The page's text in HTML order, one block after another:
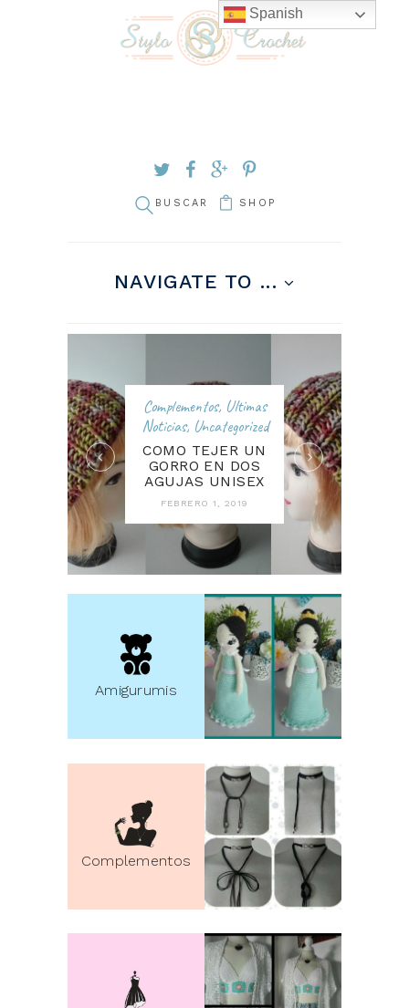
SHOP
NAVIGATE TO ...
Complementos, Ultimas
Noticias, Uncategorized
COMO TEJER UN
GORRO EN DOS
AGUJAS UNISEX
FEBRERO 1, 2019
Amigurumis
Complementos
Spanish